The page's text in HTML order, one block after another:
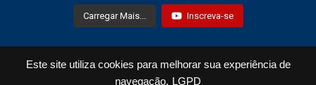
Este site utiliza cookies para melhorar sua experiência de
navegação. LGPD
Carregar Mais... Inscreva-se
Todos os Direitos Reservados © 2021 VF Comunica